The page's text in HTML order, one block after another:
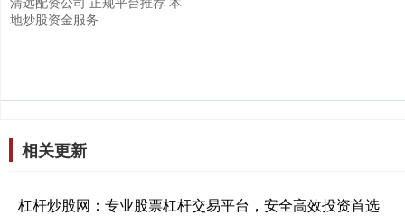
地炒股资金服务
相关更新
杠杆炒股网：专业股票杠杆交易平台，安全高效投资首选